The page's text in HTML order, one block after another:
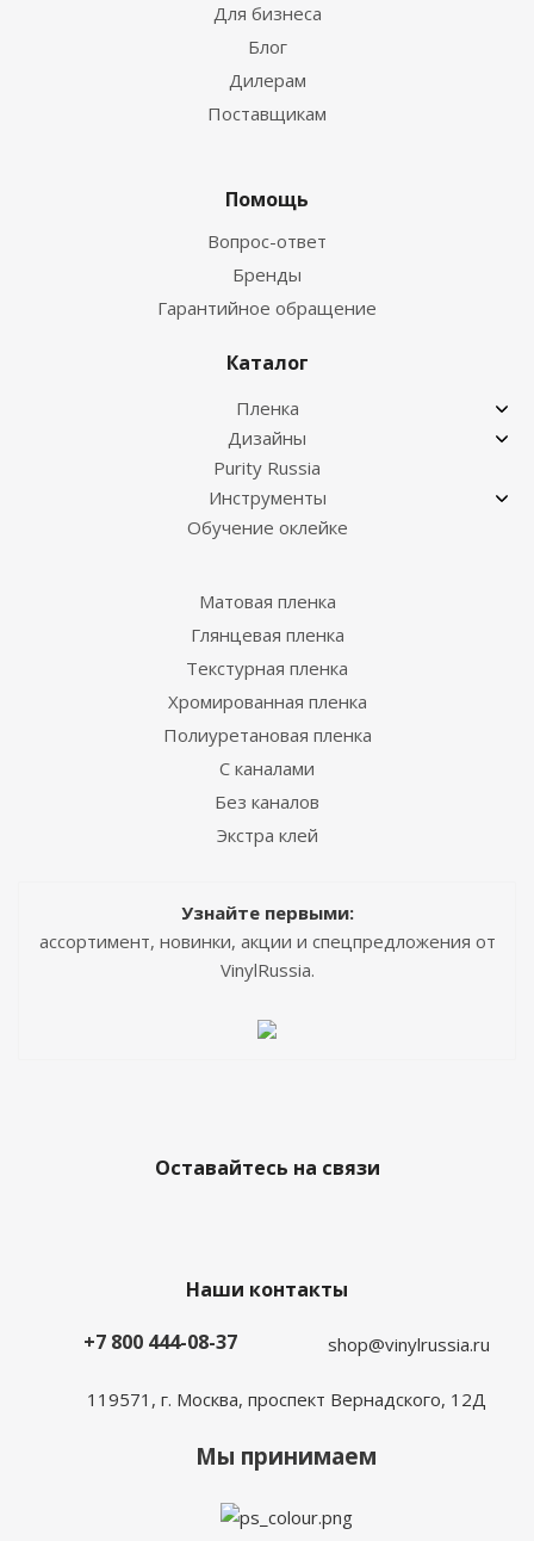
Для бизнеса
Блог
Дилерам
Поставщикам
Помощь
Вопрос-ответ
Бренды
Гарантийное обращение
Каталог
Пленка
Дизайны
Purity Russia
Инструменты
Обучение оклейке
Матовая пленка
Глянцевая пленка
Текстурная пленка
Хромированная пленка
Полиуретановая пленка
С каналами
Без каналов
Экстра клей
Узнайте первыми:
ассортимент, новинки, акции и спецпредложения от
VinylRussia.
Оставайтесь на связи
Наши контакты
+7 800 444-08-37
shop@vinylrussia.ru
119571, г. Москва, проспект Вернадского, 12Д
Мы принимаем